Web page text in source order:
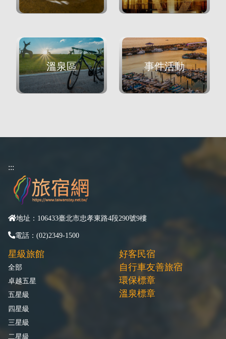
溫泉區 事件活動
:::
地址：106433臺北市忠孝東路4段290號9樓
電話：(02)2349-1500
星級旅館
全部
卓越五星
五星級
四星級
三星級
二星級
好客民宿
自行車友善旅宿
環保標章
溫泉標章